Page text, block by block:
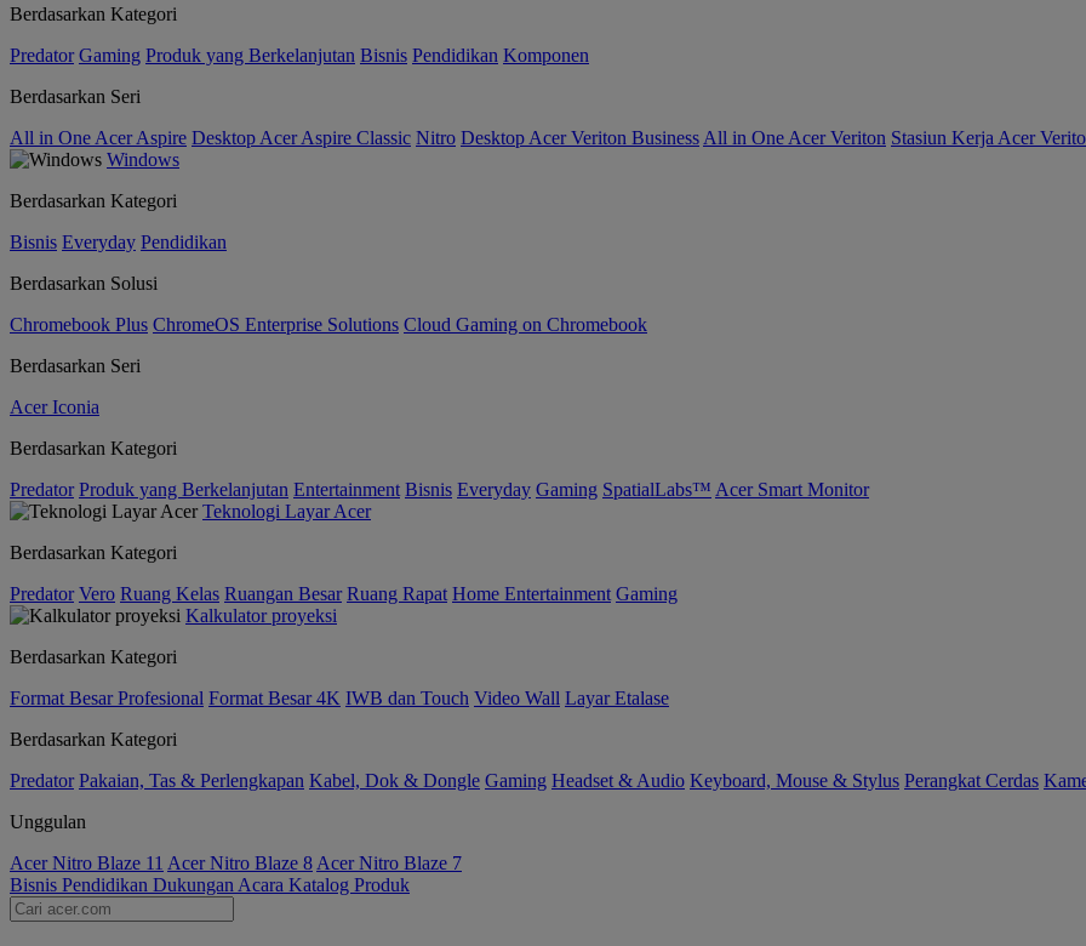
Berdasarkan Kategori
Predator Gaming Produk yang Berkelanjutan Bisnis Pendidikan Komponen
Berdasarkan Seri
All in One Acer Aspire Desktop Acer Aspire Classic Nitro Desktop Acer Veriton Business All in One Acer Veriton Stasiun Kerja Acer
Windows
Berdasarkan Kategori
Bisnis Everyday Pendidikan
Berdasarkan Solusi
Chromebook Plus ChromeOS Enterprise Solutions Cloud Gaming on Chromebook
Berdasarkan Seri
Acer Iconia
Berdasarkan Kategori
Predator Produk yang Berkelanjutan Entertainment Bisnis Everyday Gaming SpatialLabs™ Acer Smart Monitor
Teknologi Layar Acer
Berdasarkan Kategori
Predator Vero Ruang Kelas Ruangan Besar Ruang Rapat Home Entertainment Gaming
Kalkulator proyeksi
Berdasarkan Kategori
Format Besar Profesional Format Besar 4K IWB dan Touch Video Wall Layar Etalase
Berdasarkan Kategori
Predator Pakaian, Tas & Perlengkapan Kabel, Dok & Dongle Gaming Headset & Audio Keyboard, Mouse & Stylus Perangkat Cerdas
Unggulan
Acer Nitro Blaze 11 Acer Nitro Blaze 8 Acer Nitro Blaze 7
Bisnis Pendidikan Dukungan Acara Katalog Produk